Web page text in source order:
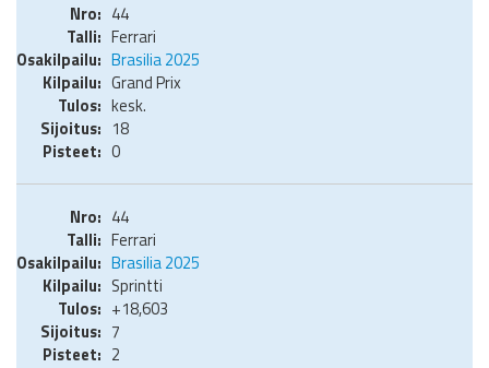
44
Ferrari
Brasilia 2025
Grand Prix
kesk.
18
0
44
Ferrari
Brasilia 2025
Sprintti
+18,603
7
2